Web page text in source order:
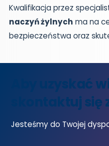
Kwalifikacja przez
naczyń żylnych ma na
bezpieczeństwa oraz
Aby uzyskać
skontaktuj się
Jesteśmy do Twojej